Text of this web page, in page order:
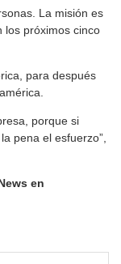
La misión es
los próximos cinco
para después
porque si
pena el esfuerzo”,
en